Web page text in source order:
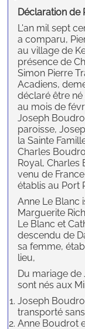
Déclaration de
L'an mil sept
a comparu,
au village de
présence de
Simon Pierre
Acadiens,
déclaré être né
au mois de
Joseph
paroisse,
la Sainte
Charles
Royal,
venu de
établis au Port
Anne Le Blanc
Marguerite
Le Blanc et
descendu de
sa femme,
lieu,
Du mariage
sont nés aux
Joseph
transporté
Anne Boudrot